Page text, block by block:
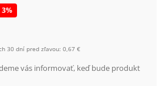
3%
30 dní pred zľavou: 0,67 €
vás informovať, keď bude produkt